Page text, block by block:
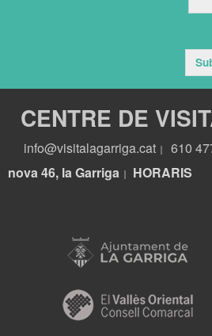
CENTRE DE
info@visitalagarriga.cat 610
nova 46, la Garriga
HORARIS